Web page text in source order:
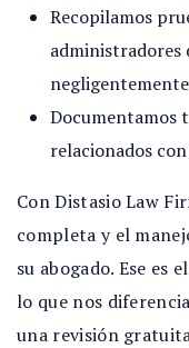
Recopilamos
administradores
Documentamos
relacionados
Con Distasio Law
completa y el
su abogado. Ese es
lo que nos
una revisión